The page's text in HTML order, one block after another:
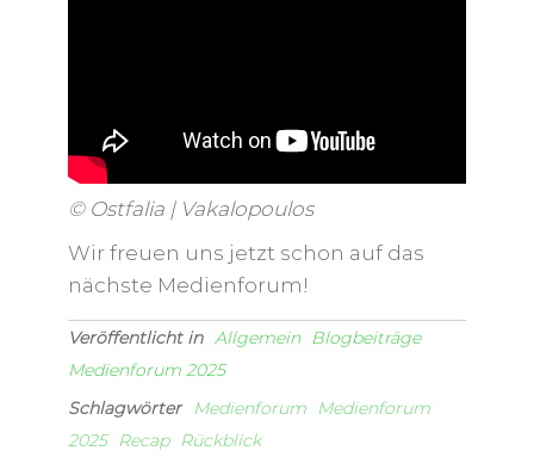
© Ostfalia | Vakalopoulos
Wir freuen uns jetzt schon auf das
nächste Medienforum!
Veröffentlicht in Allgemein Blogbeiträge
Medienforum 2025
Schlagwörter
Medienforum Medienforum
2025 Recap Rückblick